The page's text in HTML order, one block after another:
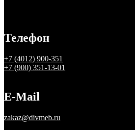
Телефон
+7 (4012) 900-351
+7 (900) 351-13-01
E-Mail
zakaz@divmeb.ru